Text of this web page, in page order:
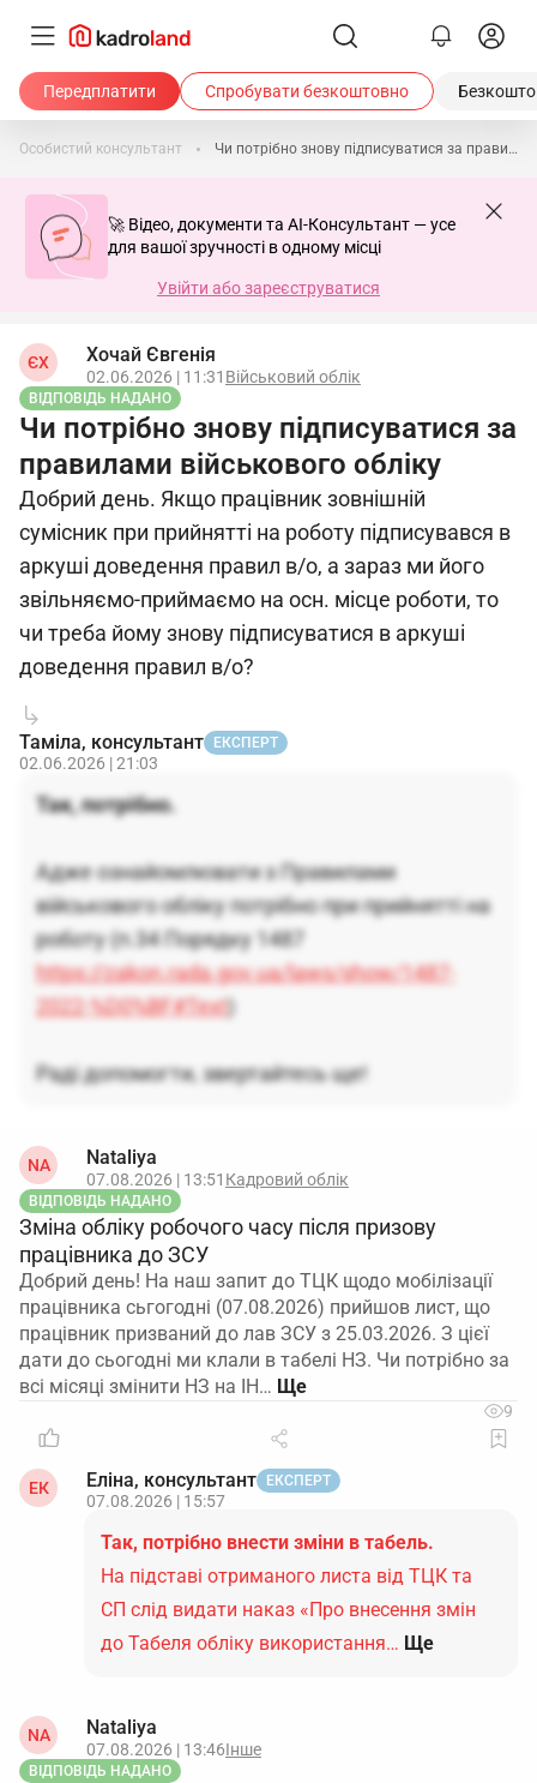
Передплатити Спробувати безкоштовно
Особистий консультант Чи потрібно знову підписуватися за правилами військового обліку
🚀 Відео, документи та AI-Консультант — усе
для вашої зручності в одному місці
Увійти або зареєструватися
ЄХ Хочай Євгенія
02.06.2026 | 11:31 Військовий облік
ВІДПОВІДЬ НАДАНО
Чи потрібно знову підписуватися за
правилами військового обліку
Добрий день. Якщо працівник зовнішній
сумісник при прийнятті на роботу підписувався в
аркуші доведення правил в/о, а зараз ми його
звільняємо-приймаємо на осн. місце роботи, то
чи треба йому знову підписуватися в аркуші
доведення правил в/о?
Таміла, консультант ЕКСПЕРТ
02.06.2026 | 21:03
Так, потрібно.
Адже ознайомлювати з Правилами
військового обліку потрібно при прийнятті на
роботу (п.34 Порядку 1487
https://zakon.rada.gov.ua/laws/show/1487-
2022-%D0%BF#Text)
Раді допомогти, звертайтесь ще!
NA Nataliya
07.08.2026 | 13:51 Кадровий облік
ВІДПОВІДЬ НАДАНО
Зміна обліку робочого часу після призову
працівника до ЗСУ
Добрий день! На наш запит до ТЦК щодо мобілізації
працівника сьгогодні (07.08.2026) прийшов лист, що
працівник призваний до лав ЗСУ з 25.03.2026. З цієї
дати до сьогодні ми клали в табелі НЗ. Чи потрібно за
всі місяці змінити НЗ на ІН…
9
ЕК Еліна, консультант ЕКСПЕРТ
07.08.2026 | 15:57
Так, потрібно внести зміни в табель.
На підставі отриманого листа від ТЦК та
СП слід видати наказ «Про внесення змін
до Табеля обліку використання… Ще
NA Nataliya
07.08.2026 | 13:46Інше
ВІДПОВІДЬ НАДАНО